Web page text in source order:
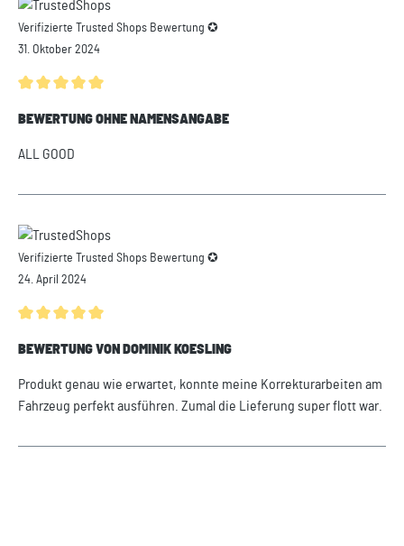
Verifizierte Trusted Shops Bewertung ✪
31. Oktober 2024
BEWERTUNG OHNE NAMENSANGABE
ALL GOOD
Verifizierte Trusted Shops Bewertung ✪
24. April 2024
BEWERTUNG VON DOMINIK KOESLING
Produkt genau wie erwartet, konnte meine Korrekturarbeiten am
Fahrzeug perfekt ausführen. Zumal die Lieferung super flott war.